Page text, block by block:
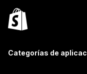
Categorías de